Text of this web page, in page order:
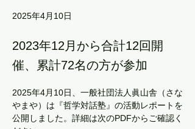
2025年4月10日
2023年12月から合計12回開
催、累計72名の方が参加
2025年4月10日、一般社団法人眞山舎（さな
やまや）は『哲学対話塾』の活動レポートを
公開しました。詳細は次のPDFからご確認く